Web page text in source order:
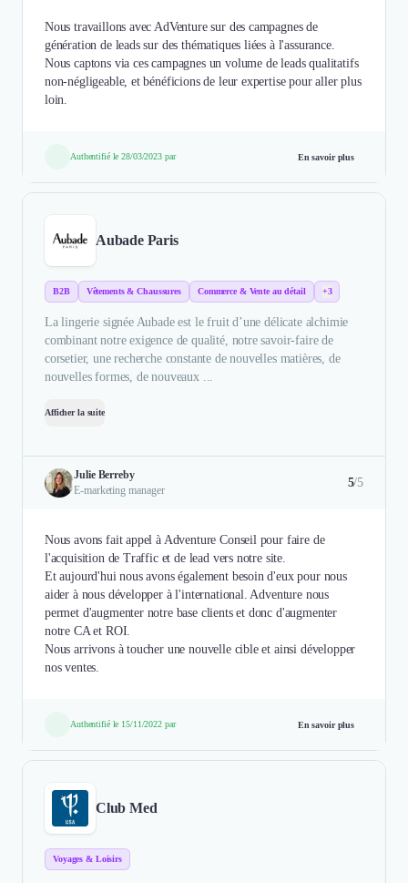
Nous travaillons avec AdVenture sur des campagnes de
génération de leads sur des thématiques liées à l'assurance.
Nous captons via ces campagnes un volume de leads qualitatifs
non-négligeable, et bénéficions de leur expertise pour aller plus
loin.
Authentifié le 28/03/2023 par En savoir plus
Aubade Paris
B2B Vêtements & Chaussures Commerce & Vente au détail +3
La lingerie signée Aubade est le fruit d’une délicate alchimie
combinant notre exigence de qualité, notre savoir-faire de
corsetier, une recherche constante de nouvelles matières, de
nouvelles formes, de nouveaux ...
Afficher la suite
Julie Berreby
E-marketing manager
5/5
Nous avons fait appel à Adventure Conseil pour faire de
l'acquisition de Traffic et de lead vers notre site.
Et aujourd'hui nous avons également besoin d'eux pour nous
aider à nous développer à l'international. Adventure nous
permet d'augmenter notre base clients et donc d'augmenter
notre CA et ROI.
Nous arrivons à toucher une nouvelle cible et ainsi développer
Authentifié le 15/11/2022 par En savoir plus
Club Med
Voyages & Loisirs